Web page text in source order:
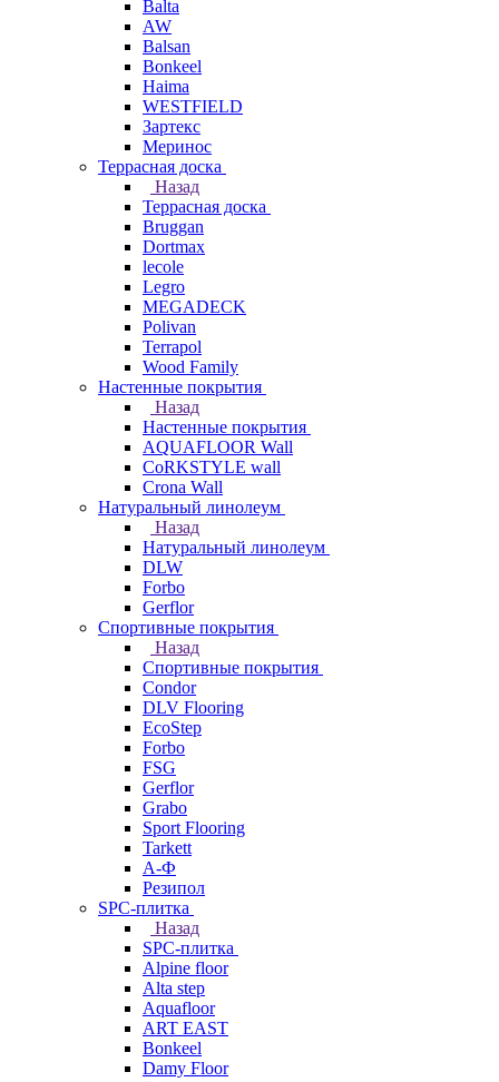
Balta
AW
Balsan
Bonkeel
Haima
WESTFIELD
Зартекс
Меринос
Террасная доска
Назад
Террасная доска
Bruggan
Dortmax
lecole
Legro
MEGADECK
Polivan
Terrapol
Wood Family
Настенные покрытия
Назад
Настенные покрытия
AQUAFLOOR Wall
CoRKSTYLE wall
Crona Wall
Натуральный линолеум
Назад
Натуральный линолеум
DLW
Forbo
Gerflor
Спортивные покрытия
Назад
Спортивные покрытия
Condor
DLV Flooring
EcoStep
Forbo
FSG
Gerflor
Grabo
Sport Flooring
Tarkett
А-Ф
Резипол
SPC-плитка
Назад
SPC-плитка
Alpine floor
Alta step
Aquafloor
ART EAST
Bonkeel
Damy Floor